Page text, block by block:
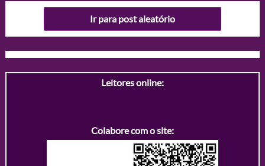
Ir para post aleatório
Leitores online:
Colabore com o site: